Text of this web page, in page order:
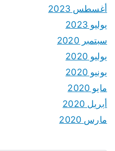
أغسطس 2023
يوليو 2023
سبتمبر 2020
يوليو 2020
يونيو 2020
مايو 2020
أبريل 2020
مارس 2020